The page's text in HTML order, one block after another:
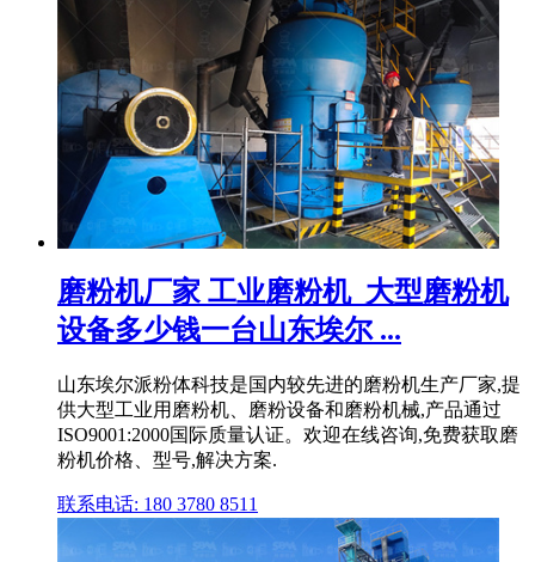
磨粉机厂家 工业磨粉机_大型磨粉机
设备多少钱一台山东埃尔 ...
山东埃尔派粉体科技是国内较先进的磨粉机生产厂家,提
供大型工业用磨粉机、磨粉设备和磨粉机械,产品通过
ISO9001:2000国际质量认证。欢迎在线咨询,免费获取磨
粉机价格、型号,解决方案.
联系电话: 180 3780 8511